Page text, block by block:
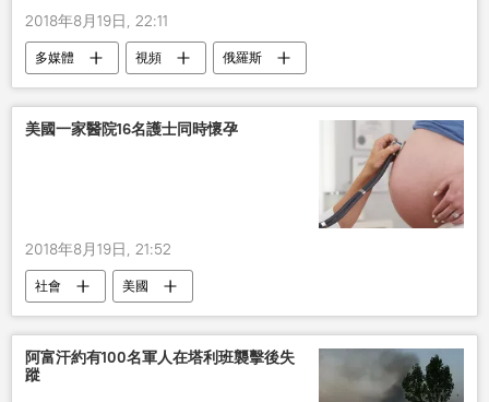
2018年8月19日, 22:11
多媒體 視頻 俄羅斯
美國一家醫院16名護士同時懷孕
2018年8月19日, 21:52
社會 美國
阿富汗約有100名軍人在塔利班襲擊後失
蹤